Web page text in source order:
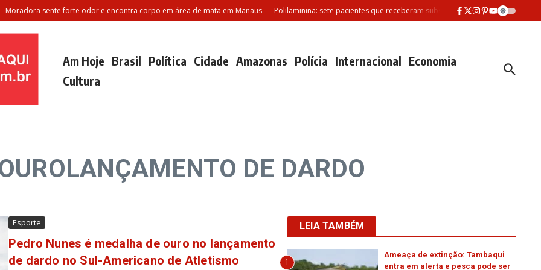
Moradora sente forte odor e encontra corpo em área de mata em Manaus Polilaminina: sete pacientes que receberam substância morreram desde
Am Hoje Brasil Política Cidade Amazonas Polícia Internacional Economia
Cultura
DE DARDO
Esporte
Pedro Nunes é medalha de ouro no lançamento
de dardo no Sul-Americano de Atletismo
LEIA TAMBÉM
1
Ameaça de extinção: Tambaqui
entra em alerta e pesca pode ser